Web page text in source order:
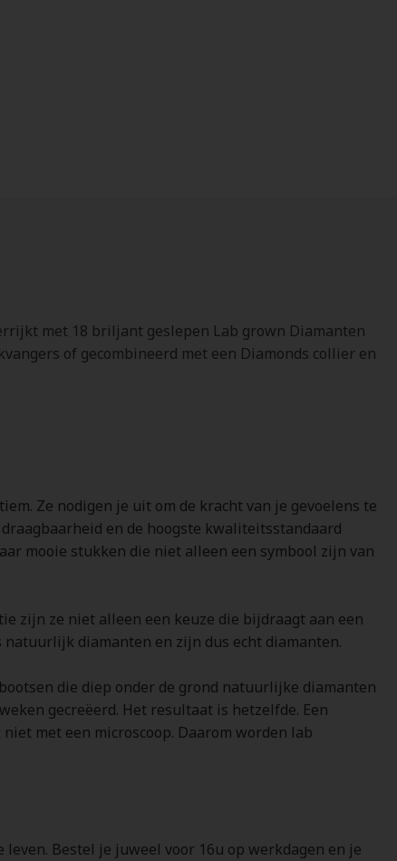
met 18 briljant geslepen Lab grown Diamanten
of gecombineerd met een Diamonds collier en
Ze nodigen je uit om de kracht van je gevoelens te
en de hoogste kwaliteitsstandaard
mooie stukken die niet alleen een symbool zijn van
zijn ze niet alleen een keuze die bijdraagt aan een
diamanten en zijn dus echt diamanten.
die diep onder de grond natuurlijke diamanten
gecreëerd. Het resultaat is hetzelfde. Een
met een microscoop. Daarom worden lab
Bestel je juweel voor 16u op werkdagen en je